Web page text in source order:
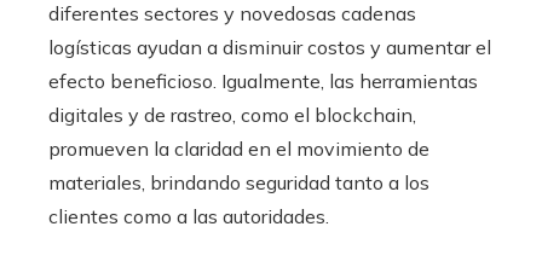
diferentes sectores y novedosas cadenas
logísticas ayudan a disminuir costos y aumentar el
efecto beneficioso. Igualmente, las herramientas
digitales y de rastreo, como el blockchain,
promueven la claridad en el movimiento de
materiales, brindando seguridad tanto a los
clientes como a las autoridades.